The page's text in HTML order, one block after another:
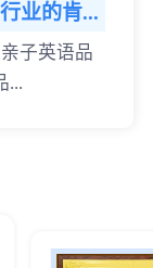
业的肯...
子英语品
...